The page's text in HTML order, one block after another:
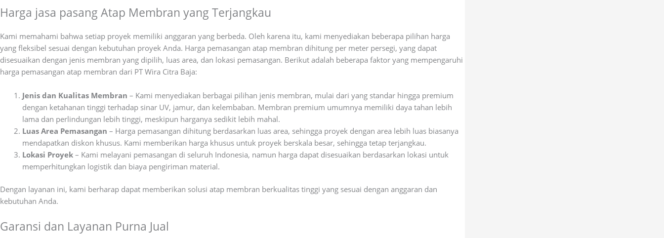
Harga jasa pasang Atap Membran yang Terjangkau
Kami memahami bahwa setiap proyek memiliki anggaran yang berbeda. Oleh karena itu, kami menyediakan beberapa pilihan harga
yang fleksibel sesuai dengan kebutuhan proyek Anda. Harga pemasangan atap membran dihitung per meter persegi, yang dapat
disesuaikan dengan jenis membran yang dipilih, luas area, dan lokasi pemasangan. Berikut adalah beberapa faktor yang mempengaruhi
harga pemasangan atap membran dari PT Wira Citra Baja:
Jenis dan Kualitas Membran – Kami menyediakan berbagai pilihan jenis membran, mulai dari yang standar hingga premium
dengan ketahanan tinggi terhadap sinar UV, jamur, dan kelembaban. Membran premium umumnya memiliki daya tahan lebih
lama dan perlindungan lebih tinggi, meskipun harganya sedikit lebih mahal.
Luas Area Pemasangan – Harga pemasangan dihitung berdasarkan luas area, sehingga proyek dengan area lebih luas biasanya
mendapatkan diskon khusus. Kami memberikan harga khusus untuk proyek berskala besar, sehingga tetap terjangkau.
Lokasi Proyek – Kami melayani pemasangan di seluruh Indonesia, namun harga dapat disesuaikan berdasarkan lokasi untuk
memperhitungkan logistik dan biaya pengiriman material.
Dengan layanan ini, kami berharap dapat memberikan solusi atap membran berkualitas tinggi yang sesuai dengan anggaran dan
kebutuhan Anda.
Garansi dan Layanan Purna Jual